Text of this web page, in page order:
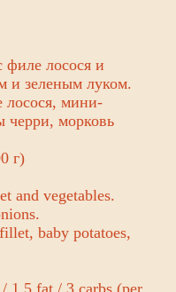
лосося и
и зеленым луком.
лосося, мини-
черри, морковь
г)
and vegetables.
baby potatoes,
1.5 fat / 3 carbs (per